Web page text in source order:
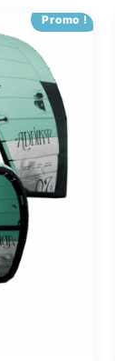
Promo !